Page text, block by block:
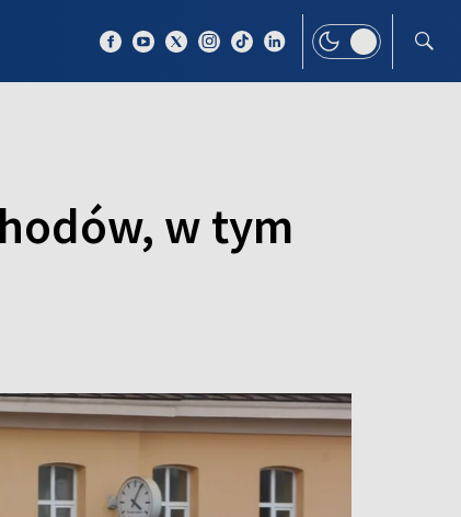
w tym